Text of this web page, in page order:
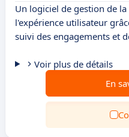
Un logiciel de gestion de
l'expérience utilisateur
suivi des engagements et
Voir plus de détails
En